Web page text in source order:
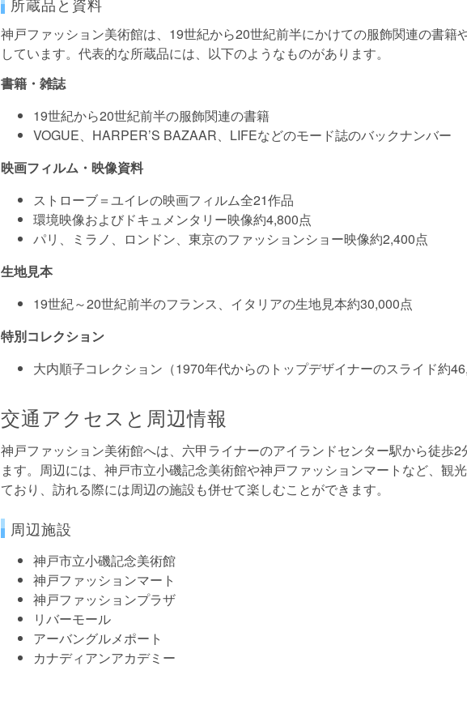
所蔵品と資料
神戸ファッション美術館は、19世紀から20世紀前半にかけての服飾関連の書籍
しています。代表的な所蔵品には、以下のようなものがあります。
書籍・雑誌
19世紀から20世紀前半の服飾関連の書籍
VOGUE、HARPER’S BAZAAR、LIFEなどのモード誌のバックナンバー
映画フィルム・映像資料
ストローブ＝ユイレの映画フィルム全21作品
環境映像およびドキュメンタリー映像約4,800点
パリ、ミラノ、ロンドン、東京のファッションショー映像約2,400点
生地見本
19世紀～20世紀前半のフランス、イタリアの生地見本約30,000点
特別コレクション
大内順子コレクション（1970年代からのトップデザイナーのスライド約
交通アクセスと周辺情報
神戸ファッション美術館へは、六甲ライナーのアイランドセンター駅から徒歩2
ます。周辺には、神戸市立小磯記念美術館や神戸ファッションマートなど、観
ており、訪れる際には周辺の施設も併せて楽しむことができます。
周辺施設
神戸市立小磯記念美術館
神戸ファッションマート
神戸ファッションプラザ
リバーモール
アーバングルメポート
カナディアンアカデミー